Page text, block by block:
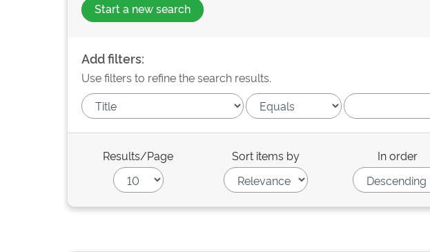
Start a new search
Add filters:
Use filters to refine the search results.
Results/Page Sort items by In order